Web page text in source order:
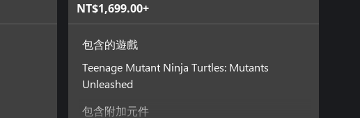
NT$1,699.00+
包含的遊戲
Teenage Mutant Ninja Turtles: Mutants
Unleashed
包含附加元件